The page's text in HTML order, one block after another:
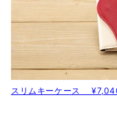
スリムキーケース